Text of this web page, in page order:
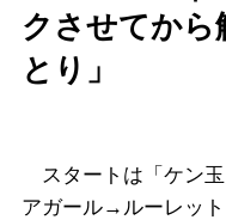
クさせてから
とり」
スタートは「ケン
アガール→ルーレッ